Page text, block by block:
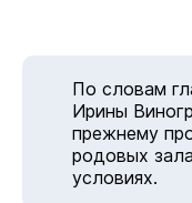
По словам
Ирины
прежнему
родовых
условиях.